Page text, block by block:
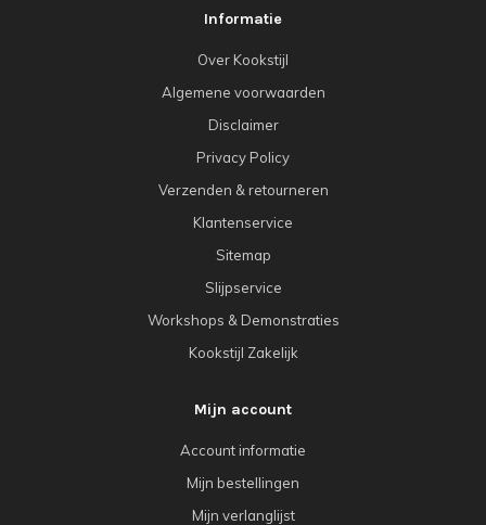
Informatie
Over Kookstijl
Algemene voorwaarden
Disclaimer
Privacy Policy
Verzenden & retourneren
Klantenservice
Sitemap
Slijpservice
Workshops & Demonstraties
Kookstijl Zakelijk
Mijn account
Account informatie
Mijn bestellingen
Mijn verlanglijst